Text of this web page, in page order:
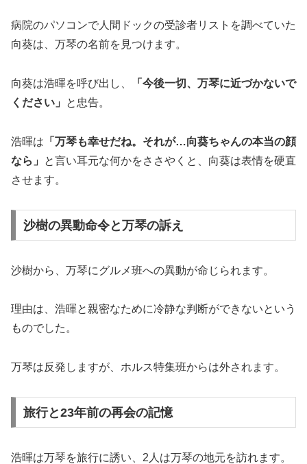
病院のパソコンで人間ドックの受診者リストを調べていた
向葵は、万琴の名前を見つけます。
向葵は浩暉を呼び出し、
「今後一切、万琴に近づかないで
ください」
と忠告。
浩暉は 「万琴も幸せだね。それが…向葵ちゃんの本当の顔
なら」
と言い耳元な何かをささやくと、向葵は表情を硬直
させます。
沙樹の異動命令と万琴の訴え
沙樹から、万琴にグルメ班への異動が命じられます。
理由は、浩暉と親密なために冷静な判断ができないという
ものでした。
万琴は反発しますが、ホルス特集班からは外されます。
旅行と23年前の再会の記憶
浩暉は万琴を旅行に誘い、2人は万琴の地元を訪れます。